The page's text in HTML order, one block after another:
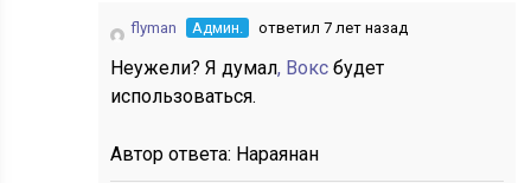
flyman Админ. ответил 7 лет назад
Неужели? Я думал, Воксбудет
использоваться.
Автор ответа: Нараянан